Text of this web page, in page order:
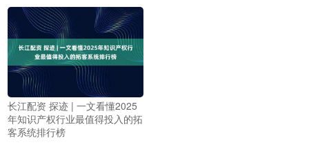
长江配资 探迹 | 一文看懂2025
年知识产权行业最值得投入的拓
客系统排行榜